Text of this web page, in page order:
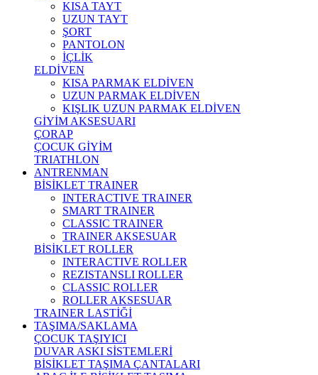
KISA TAYT
UZUN TAYT
ŞORT
PANTOLON
İÇLİK
ELDİVEN
KISA PARMAK ELDİVEN
UZUN PARMAK ELDİVEN
KIŞLIK UZUN PARMAK ELDİVEN
GİYİM AKSESUARI
ÇORAP
ÇOCUK GİYİM
TRIATHLON
ANTRENMAN
BİSİKLET TRAINER
INTERACTIVE TRAINER
SMART TRAINER
CLASSIC TRAINER
TRAINER AKSESUAR
BİSİKLET ROLLER
INTERACTIVE ROLLER
REZISTANSLI ROLLER
CLASSIC ROLLER
ROLLER AKSESUAR
TRAINER LASTİĞİ
TAŞIMA/SAKLAMA
ÇOCUK TAŞIYICI
DUVAR ASKI SİSTEMLERİ
BİSİKLET TAŞIMA ÇANTALARI